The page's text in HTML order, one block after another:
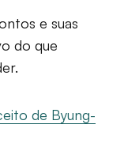
e suas
do que
de Byung-